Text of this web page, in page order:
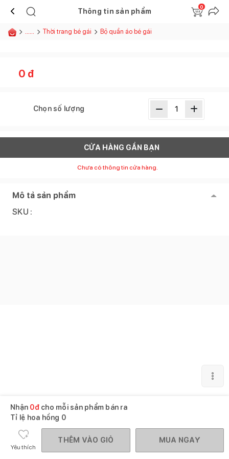
Thông tin sản phẩm
0
...... Thời trang bé gái Bộ quần áo bé gái
0 đ
Chọn số lượng
CỬA HÀNG GẦN BẠN
Chưa có thông tin cửa hàng.
Mô tả sản phẩm
SKU :
Nhận 0đcho mỗi sản phẩm bán ra
Tỉ lệ hoa hồng 0
Yêu thích
THÊM VÀO GIỎ MUA NGAY